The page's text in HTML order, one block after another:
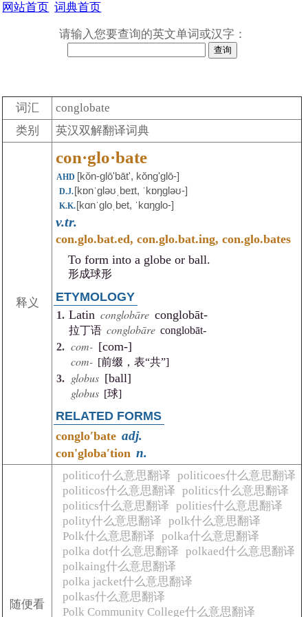
网站首页 词典首页
请输入您要查询的英文单词或汉字：
词汇
conglobate
类别
英汉双解翻译词典
释义
con·glo·bate
AHD [kŏn-glōʹbāt', kŏngʹglō-]
D.J.[kɒnˈgləʊˌbeɪt, ˈkɒŋgləʊ-]
K.K.[kɑnˈgloˌbet, ˈkɑŋglo-]
v.tr.
con.glo.bat.ed, con.glo.bat.ing, con.glo.bates
To form into a globe or ball.
形成球形
ETYMOLOGY
Latin conglobāre conglobāt-
拉丁语 conglobāre conglobāt-
com- [com-]
com- [前缀，表“共”]
globus [ball]
globus [球]
RELATED FORMS
congloʹbate adj.
con'globaʹtion n.
随便看
politico什么意思翻译 politicoes什么意思翻译
politicos什么意思翻译 politics什么意思翻译
politics什么意思翻译 polities什么意思翻译
polity什么意思翻译 polk什么意思翻译
Polk什么意思翻译 polka什么意思翻译
polka dot什么意思翻译 polkaed什么意思翻译
polkaing什么意思翻译
polka jacket什么意思翻译
polkas什么意思翻译
Polk Community College什么意思翻译